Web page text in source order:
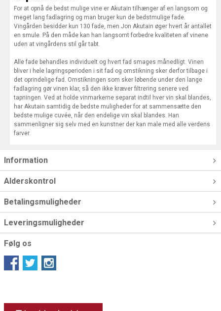
For at opnå de bedst mulige vine er Akutain tilhænger af en langsom og
meget lang fadlagring og man bruger kun de bedstmulige fade.
Vingården besidder kun 130 fade, men Jon Akutain øger hvert år antallet
en smule. På den måde kan han langsomt forbedre kvaliteten af vinene
uden at vingårdens stil går tabt.
Alle fade behandles individuelt og hvert fad smages månedligt. Vinen
bliver i hele lagringsperioden i sit fad og omstikning sker derfor tilbage i
det oprindelige fad. Omstikningen som sker løbende under den lange
fadlagring gør vinen klar, så den ikke kræver filtrering senere ved
tapningen. Ved at holde vinmarkerne separat indtil hver vin skal blandes,
har Akutain samtidig de bedste muligheder for at sammensætte den
bedste mulige cuvée, når den endelige vin skal blandes. Han
sammenligner sig selv med en kunstner der kan male med alle verdens
farver.
Information
Alderskontrol
Betalingsmuligheder
Leveringsmuligheder
Følg os